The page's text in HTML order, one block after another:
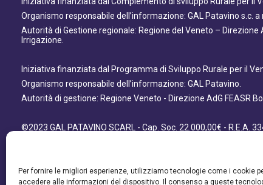
Per fornire le migliori esperienze, utilizziamo tecnologie come i cookie
accedere alle informazioni del dispositivo. Il consenso a queste
Organismo responsabile dell’informazione: GAL Patavino s.c. a
Autorità di Gestione regionale: Regione del Veneto – Direzione
Irrigazione.
Iniziativa finanziata dal Programma di Sviluppo Rurale per il
Organismo responsabile dell’informazione: GAL Patavino.
Autorità di gestione: Regione Veneto - Direzione AdG FEASR
©2023 GAL PATAVINO SCARL - Cap. Soc. 22.000,00€ - R.E.A.